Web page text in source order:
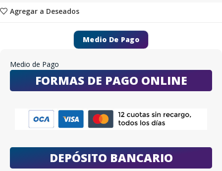
Agregar a Deseados
Medio De Pago
Medio de Pago
FORMAS DE PAGO ONLINE
DEPÓSITO BANCARIO